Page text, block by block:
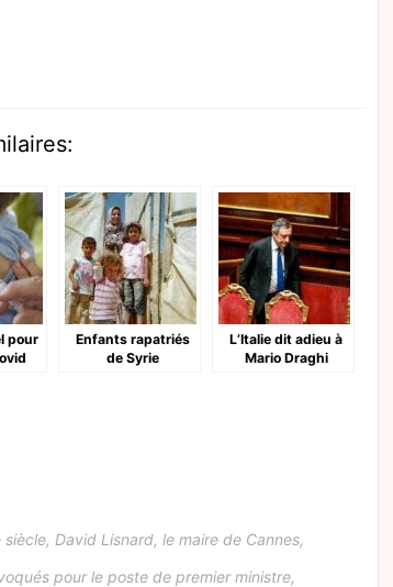
pour
Enfants rapatriés
de Syrie
L’Italie dit adieu à
Mario Draghi
David Lisnard, le maire de Cannes,
pour le poste de premier ministre,